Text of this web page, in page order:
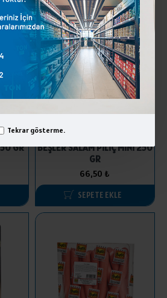
Tekrar gösterme.
GR
BEŞLER SALAM PİLİÇ MİNİ 250
GR
66,50 ₺
SEPETE EKLE